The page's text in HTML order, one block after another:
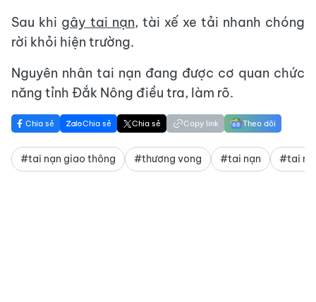
Sau khi gây tai nạn, tài xế xe tải nhanh chóng
rời khỏi hiện trường.
Nguyên nhân tai nạn đang được cơ quan chức
năng tỉnh Đắk Nông điều tra, làm rõ.
Chia sẻ Chia sẻ Chia sẻ Copy link Theo dõi
#tai nạn giao thông #thương vong #tai nạn #tai